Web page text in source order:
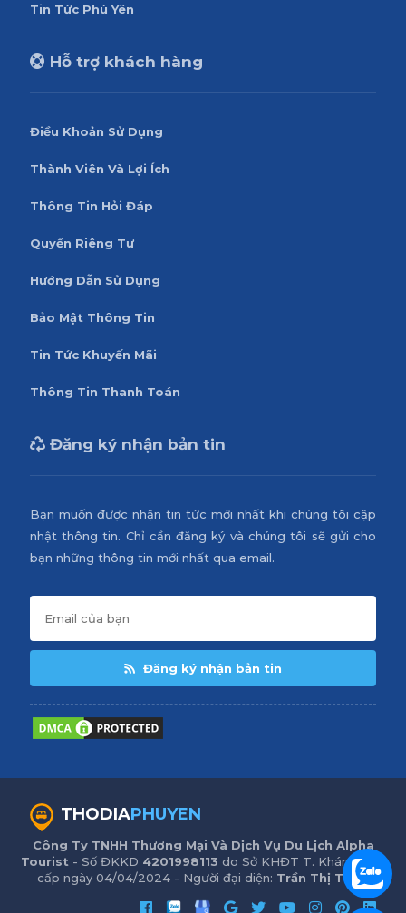
Tin Tức Phú Yên
Hỗ trợ khách hàng
Điều Khoản Sử Dụng
Thành Viên Và Lợi Ích
Thông Tin Hỏi Đáp
Quyền Riêng Tư
Hướng Dẫn Sử Dụng
Bảo Mật Thông Tin
Tin Tức Khuyến Mãi
Thông Tin Thanh Toán
Đăng ký nhận bản tin
Bạn muốn được nhận tin tức mới nhất khi chúng tôi cập
nhật thông tin. Chỉ cần đăng ký và chúng tôi sẽ gửi cho
bạn những thông tin mới nhất qua email.
Đăng ký nhận bản tin
THODIAPHUYEN
Công Ty TNHH Thương Mại Và Dịch Vụ Du Lịch Alpha
Tourist - Số ĐKKD 4201998113 do Sở KHĐT T. Khánh Hòa
cấp ngày 04/04/2024 - Người đại diện: Trần Thị Trinh